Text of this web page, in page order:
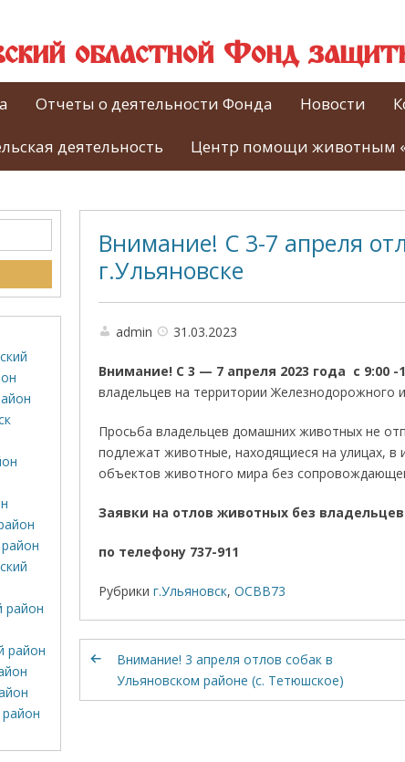
областной Фонд
Отчеты о деятельности Фонда Новости
деятельность Центр помощи животным
Внимание! С 3-7 апреля
г.Ульяновске
admin 31.03.2023
Внимание! С 3 — 7 апреля 2023 года с 9:00 -
владельцев на территории Железнодорожного
Просьба владельцев домашних животных не
подлежат животные, находящиеся на улицах, в
объектов животного мира без
Заявки на отлов животных без
по телефону 737-911
Рубрики г.Ульяновск, ОСВВ73
Внимание! 3 апреля отлов собак в
Ульяновском районе (с. Тетюшское)
район
район